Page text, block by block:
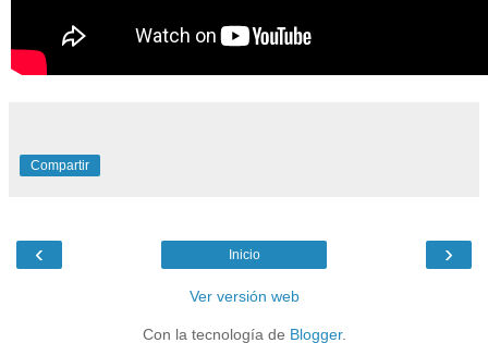
Compartir
‹ ›
Inicio
Ver versión web
Con la tecnología de Blogger.